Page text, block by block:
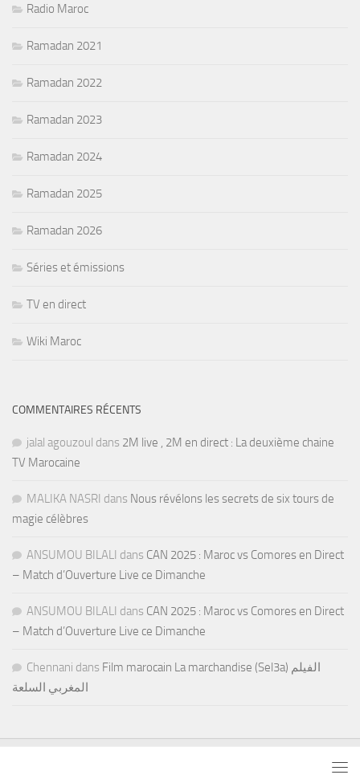
Radio Maroc
Ramadan 2021
Ramadan 2022
Ramadan 2023
Ramadan 2024
Ramadan 2025
Ramadan 2026
Séries et émissions
TV en direct
Wiki Maroc
COMMENTAIRES RÉCENTS
jalal agouzoul dans 2M live , 2M en direct : La deuxième chaine
TV Marocaine
MALIKA NASRI dans Nous révélons les secrets de six tours de
magie célèbres
ANSUMOU BILALI dans CAN 2025 : Maroc vs Comores en Direct
– Match d’Ouverture Live ce Dimanche
ANSUMOU BILALI dans CAN 2025 : Maroc vs Comores en Direct
– Match d’Ouverture Live ce Dimanche
Chennani dans Film marocain La marchandise (Sel3a) الفيلم
المغربي السلعة